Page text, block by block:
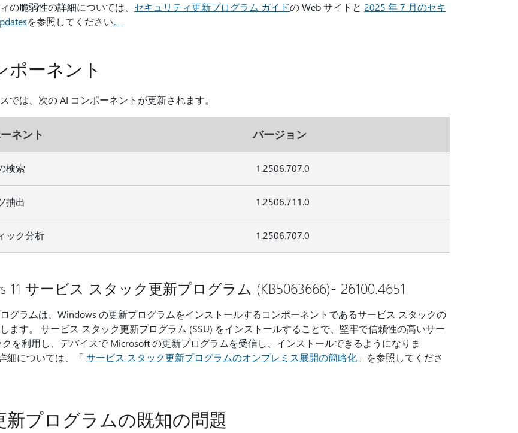
の脆弱性の詳細については、 セキュリティ更新プログラム ガイドの Web サイトと 2025 年 7 月のセキ
を参照してください。
ポーネント
では、次の AI コンポーネントが更新されます。
ネント バージョン
検索 1.2506.707.0
抽出 1.2506.711.0
ック分析 1.2506.707.0
11 サービス スタック更新プログラム (KB5063666)- 26100.4651
グラムは、Windows の更新プログラムをインストールするコンポーネントであるサービス スタックの
ます。 サービス スタック更新プログラム (SSU) をインストールすることで、堅牢で信頼性の高いサー
クを利用し、デバイスで Microsoft の更新プログラムを受信し、インストールできるようになりま
細については、「 サービス スタック更新プログラムのオンプレミス展開の簡略化 」を参照してくださ
新プログラムの既知の問題